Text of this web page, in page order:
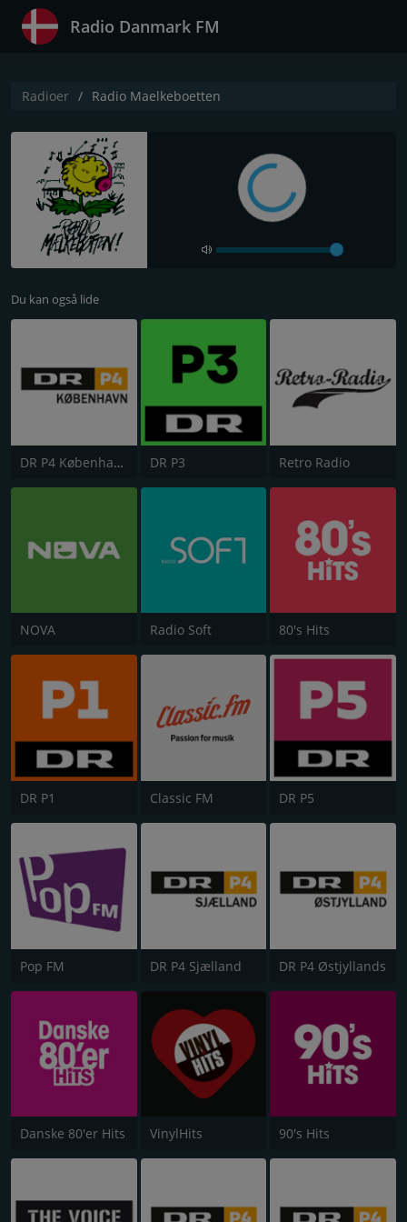
Radio Danmark FM
Radioer Radio Maelkeboetten
Du kan også lide
DR P4 København DR P3 Retro Radio
NOVA Radio Soft 80's Hits
DR P1 Classic FM DR P5
Pop FM DR P4 Sjælland DR P4 Østjyllands
Danske 80'er Hits VinylHits 90's Hits